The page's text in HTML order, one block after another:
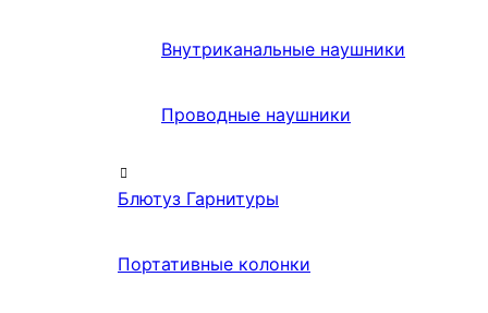
Внутриканальные наушники
Проводные наушники
Блютуз Гарнитуры
Портативные колонки